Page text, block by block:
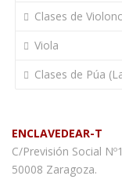
Clases de
Viola
Clases de Púa
ENCLAVEDEAR-T
C/Previsión Social
50008 Zaragoza.